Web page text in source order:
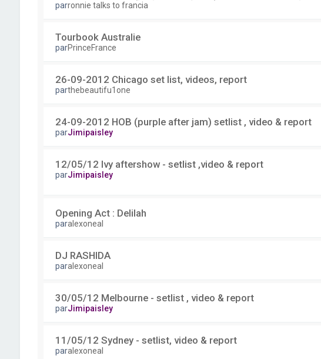
parronnie talks to francia
Tourbook Australie
parPrinceFrance
26-09-2012 Chicago set list, videos, report
parthebeautifu1one
24-09-2012 HOB (purple after jam) setlist , video & report
parJimipaisley
12/05/12 Ivy aftershow - setlist ,video & report
parJimipaisley
Opening Act : Delilah
paralexoneal
DJ RASHIDA
paralexoneal
30/05/12 Melbourne - setlist , video & report
parJimipaisley
11/05/12 Sydney - setlist, video & report
paralexoneal